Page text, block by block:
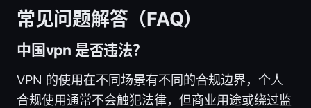
常见问题解答（FAQ）
中国vpn 是否违法？
VPN 的使用在不同场景有不同的合规边界，个人
合规使用通常不会触犯法律，但商业用途或绕过监